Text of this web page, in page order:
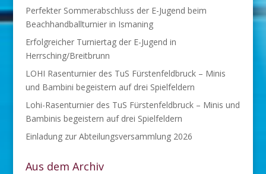
Perfekter Sommerabschluss der E-Jugend beim
Beachhandballturnier in Ismaning
Erfolgreicher Turniertag der E-Jugend in
Herrsching/Breitbrunn
LOHI Rasenturnier des TuS Fürstenfeldbruck – Minis
und Bambini begeistern auf drei Spielfeldern
Lohi-Rasenturnier des TuS Fürstenfeldbruck – Minis und
Bambinis begeistern auf drei Spielfeldern
Einladung zur Abteilungsversammlung 2026
Aus dem Archiv